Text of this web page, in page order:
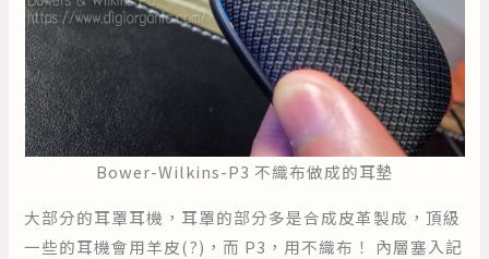
Bower-Wilkins-P3 不織布做成的耳墊
大部分的耳罩耳機，耳罩的部分多是合成皮革製成，頂級
一些的耳機會用羊皮(?)，而 P3，用不織布！ 內層塞入記